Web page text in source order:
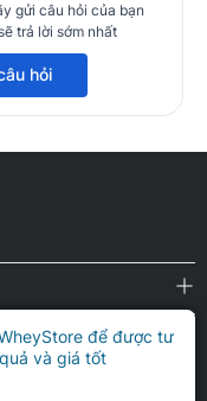
gửi câu hỏi của bạn
trả lời sớm nhất
hỏi
để được tư
và giá tốt